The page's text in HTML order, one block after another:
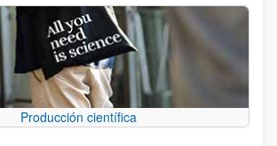
Producción científica